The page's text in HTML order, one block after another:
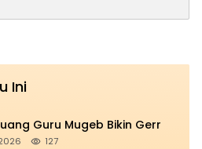
Ini
Guru Mugeb Bikin Gerr
127